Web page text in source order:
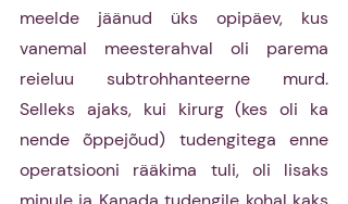
meelde jäänud üks opipäev, kus
vanemal meesterahval oli parema
reieluu subtrohhanteerne murd.
Selleks ajaks, kui kirurg (kes oli ka
nende õppejõud) tudengitega enne
operatsiooni rääkima tuli, oli lisaks